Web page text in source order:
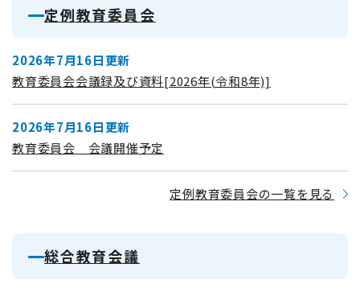
定例教育委員会
2026年7月16日更新
教育委員会会議録及び資料[2026年(令和8年)]
2026年7月16日更新
教育委員会 会議開催予定
定例教育委員会の一覧を見る
総合教育会議